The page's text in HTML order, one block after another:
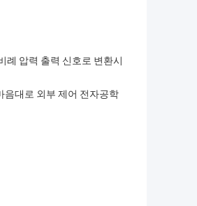
례 압력 출력 신호로 변환시
음대로 외부 제어 전자공학